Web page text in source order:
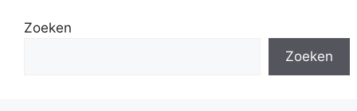
Zoeken
Zoeken